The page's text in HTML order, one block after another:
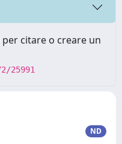
citare o creare un
25991
ND